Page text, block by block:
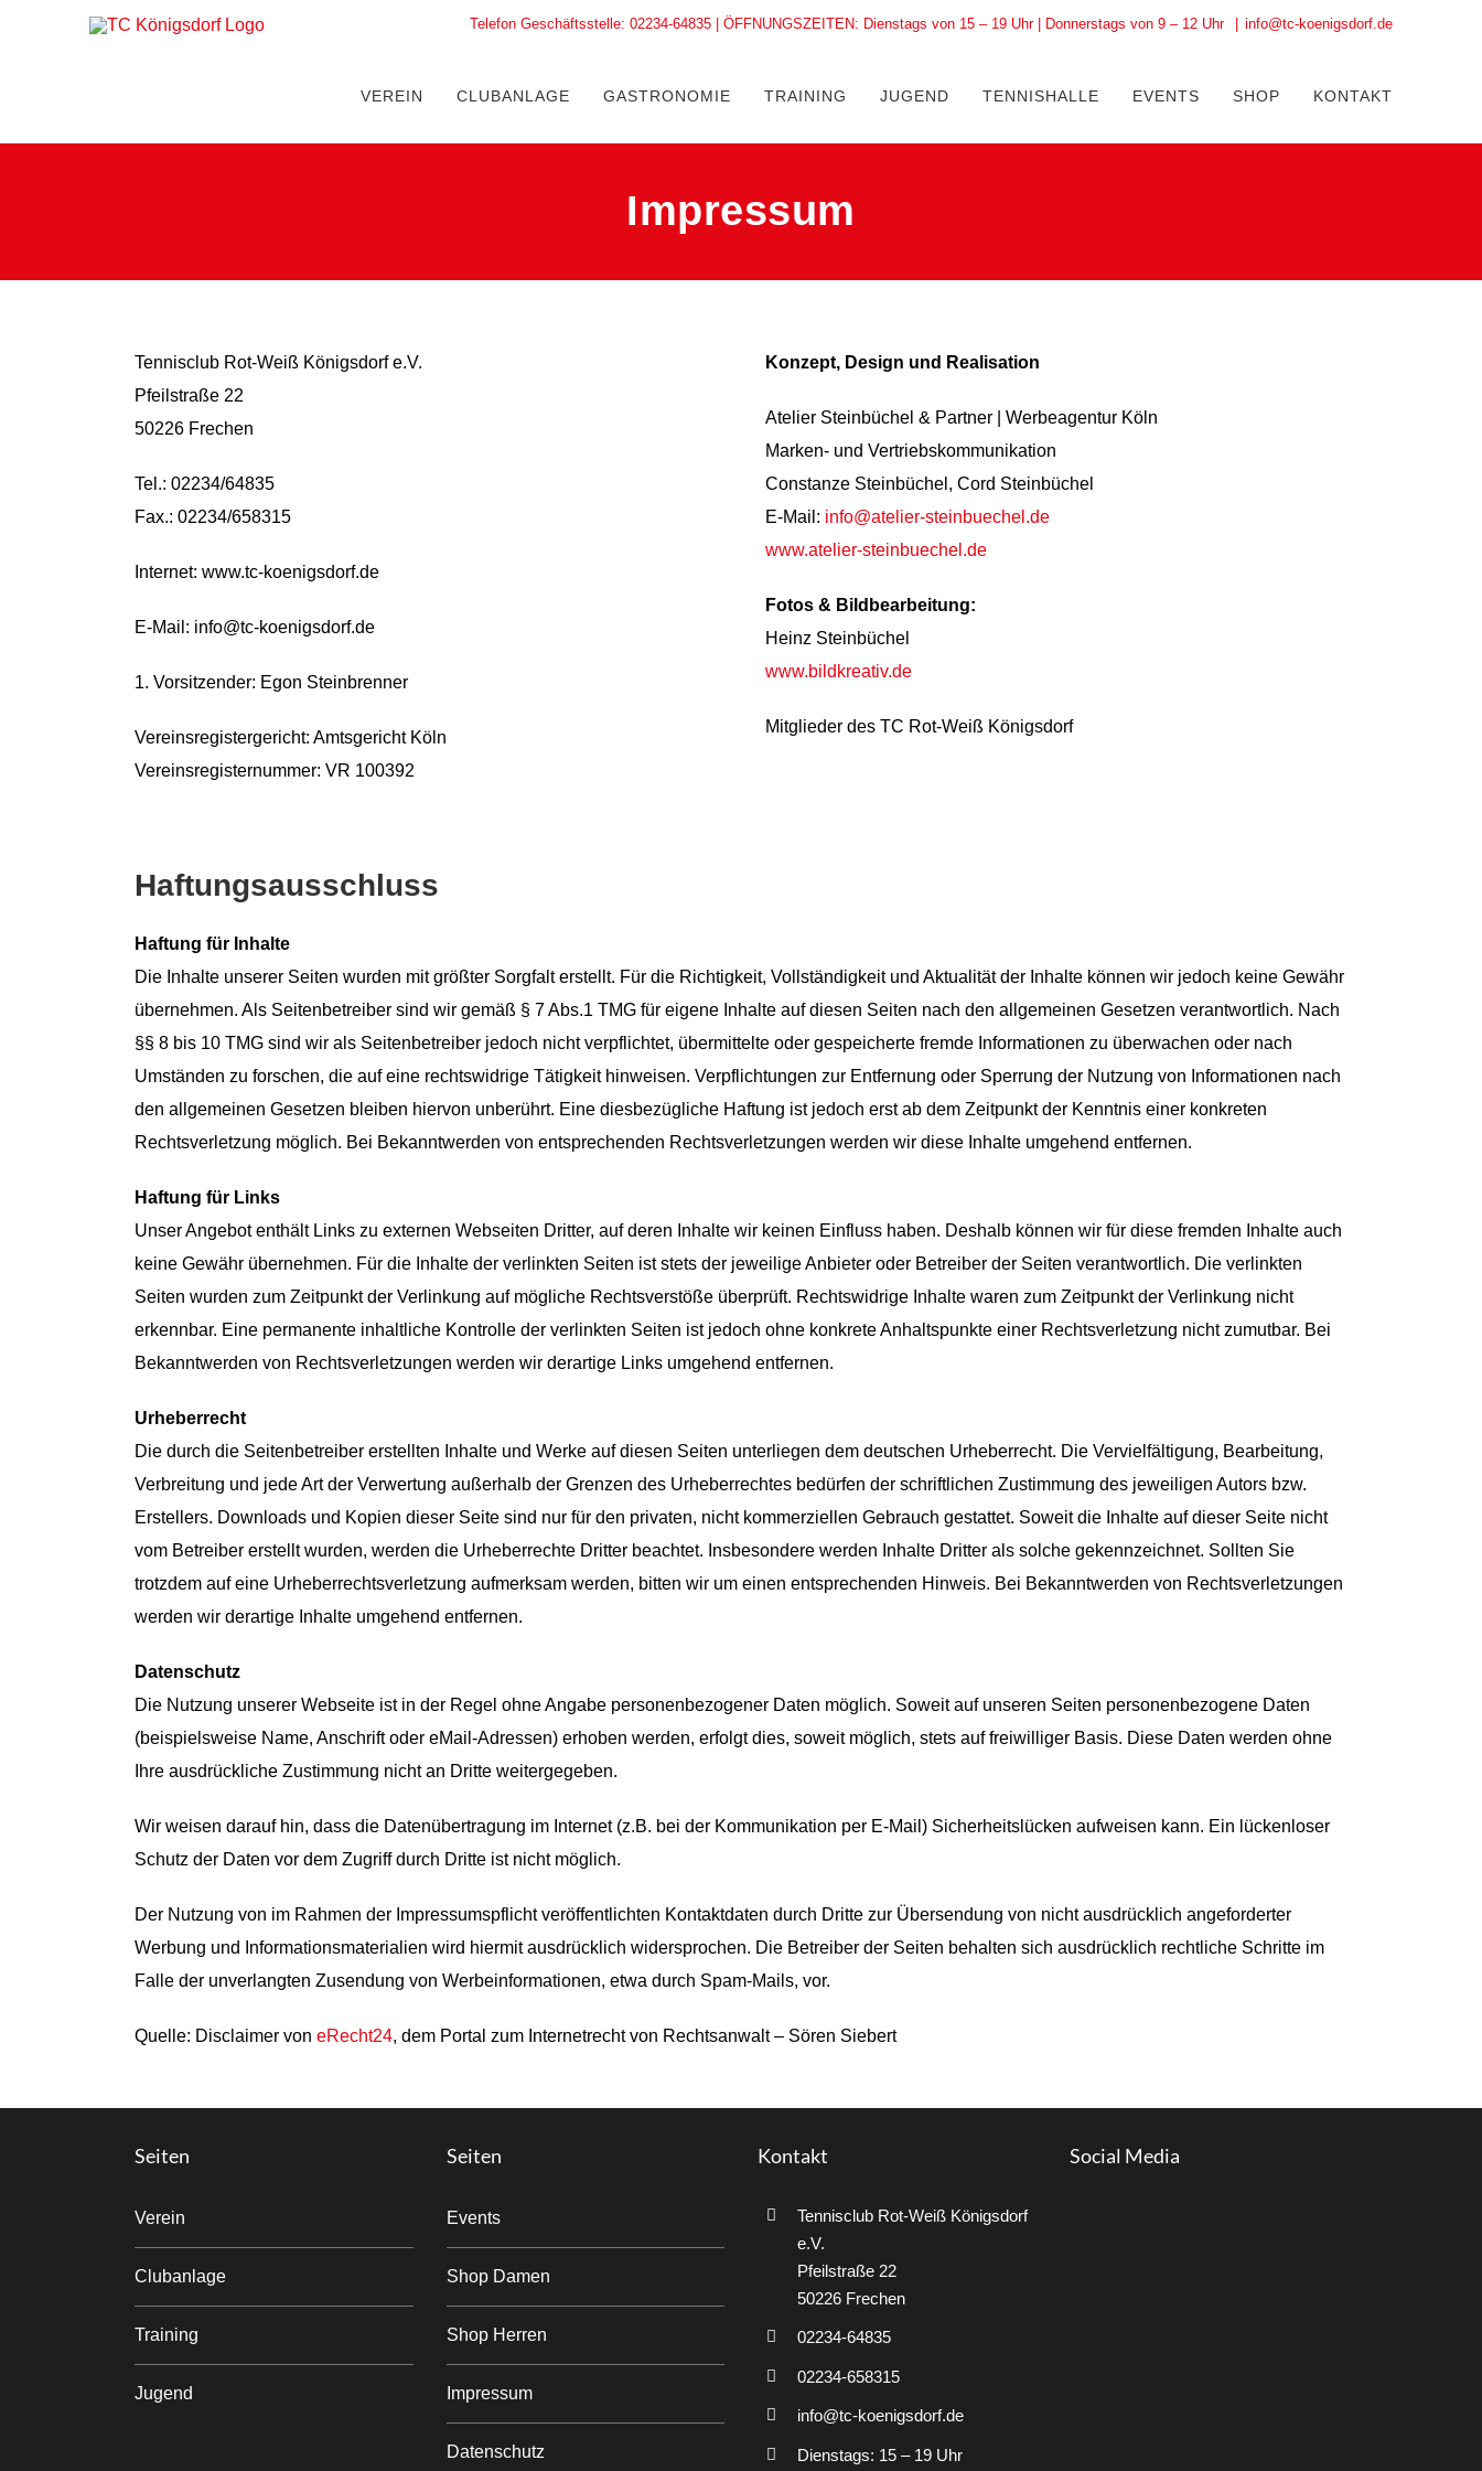
Telefon Geschäftsstelle: 02234-64835 | ÖFFNUNGSZEITEN: Dienstags von 15 – 19 Uhr | Donnerstags von 9 – 12 Uhr info@tc-koenigsdorf.de
VEREIN CLUBANLAGE GASTRONOMIE TRAINING JUGEND TENNISHALLE EVENTS SHOP KONTAKT
Impressum
Tennisclub Rot-Weiß Königsdorf e.V.
Pfeilstraße 22
50226 Frechen
Tel.: 02234/64835
Fax.: 02234/658315
Internet: www.tc-koenigsdorf.de
E-Mail: info@tc-koenigsdorf.de
1. Vorsitzender: Egon Steinbrenner
Vereinsregistergericht: Amtsgericht Köln
Vereinsregisternummer: VR 100392
Konzept, Design und Realisation
Atelier Steinbüchel & Partner | Werbeagentur Köln
Marken- und Vertriebskommunikation
Constanze Steinbüchel, Cord Steinbüchel
E-Mail: info@atelier-steinbuechel.de
www.atelier-steinbuechel.de
Fotos & Bildbearbeitung:
Heinz Steinbüchel
www.bildkreativ.de
Mitglieder des TC Rot-Weiß Königsdorf
Haftungsausschluss
Haftung für Inhalte
Die Inhalte unserer Seiten wurden mit größter Sorgfalt erstellt. Für die Richtigkeit, Vollständigkeit und Aktualität der Inhalte können wir jedoch keine Gewähr
übernehmen. Als Seitenbetreiber sind wir gemäß § 7 Abs.1 TMG für eigene Inhalte auf diesen Seiten nach den allgemeinen Gesetzen verantwortlich. Nach
§§ 8 bis 10 TMG sind wir als Seitenbetreiber jedoch nicht verpflichtet, übermittelte oder gespeicherte fremde Informationen zu überwachen oder nach
Umständen zu forschen, die auf eine rechtswidrige Tätigkeit hinweisen. Verpflichtungen zur Entfernung oder Sperrung der Nutzung von Informationen nach
den allgemeinen Gesetzen bleiben hiervon unberührt. Eine diesbezügliche Haftung ist jedoch erst ab dem Zeitpunkt der Kenntnis einer konkreten
Rechtsverletzung möglich. Bei Bekanntwerden von entsprechenden Rechtsverletzungen werden wir diese Inhalte umgehend entfernen.
Haftung für Links
Unser Angebot enthält Links zu externen Webseiten Dritter, auf deren Inhalte wir keinen Einfluss haben. Deshalb können wir für diese fremden Inhalte auch
keine Gewähr übernehmen. Für die Inhalte der verlinkten Seiten ist stets der jeweilige Anbieter oder Betreiber der Seiten verantwortlich. Die verlinkten
Seiten wurden zum Zeitpunkt der Verlinkung auf mögliche Rechtsverstöße überprüft. Rechtswidrige Inhalte waren zum Zeitpunkt der Verlinkung nicht
erkennbar. Eine permanente inhaltliche Kontrolle der verlinkten Seiten ist jedoch ohne konkrete Anhaltspunkte einer Rechtsverletzung nicht zumutbar. Bei
Bekanntwerden von Rechtsverletzungen werden wir derartige Links umgehend entfernen.
Urheberrecht
Die durch die Seitenbetreiber erstellten Inhalte und Werke auf diesen Seiten unterliegen dem deutschen Urheberrecht. Die Vervielfältigung, Bearbeitung,
Verbreitung und jede Art der Verwertung außerhalb der Grenzen des Urheberrechtes bedürfen der schriftlichen Zustimmung des jeweiligen Autors bzw.
Erstellers. Downloads und Kopien dieser Seite sind nur für den privaten, nicht kommerziellen Gebrauch gestattet. Soweit die Inhalte auf dieser Seite nicht
vom Betreiber erstellt wurden, werden die Urheberrechte Dritter beachtet. Insbesondere werden Inhalte Dritter als solche gekennzeichnet. Sollten Sie
trotzdem auf eine Urheberrechtsverletzung aufmerksam werden, bitten wir um einen entsprechenden Hinweis. Bei Bekanntwerden von Rechtsverletzungen
werden wir derartige Inhalte umgehend entfernen.
Datenschutz
Die Nutzung unserer Webseite ist in der Regel ohne Angabe personenbezogener Daten möglich. Soweit auf unseren Seiten personenbezogene Daten
(beispielsweise Name, Anschrift oder eMail-Adressen) erhoben werden, erfolgt dies, soweit möglich, stets auf freiwilliger Basis. Diese Daten werden ohne
Ihre ausdrückliche Zustimmung nicht an Dritte weitergegeben.
Wir weisen darauf hin, dass die Datenübertragung im Internet (z.B. bei der Kommunikation per E-Mail) Sicherheitslücken aufweisen kann. Ein lückenloser
Schutz der Daten vor dem Zugriff durch Dritte ist nicht möglich.
Der Nutzung von im Rahmen der Impressumspflicht veröffentlichten Kontaktdaten durch Dritte zur Übersendung von nicht ausdrücklich angeforderter
Werbung und Informationsmaterialien wird hiermit ausdrücklich widersprochen. Die Betreiber der Seiten behalten sich ausdrücklich rechtliche Schritte im
Falle der unverlangten Zusendung von Werbeinformationen, etwa durch Spam-Mails, vor.
Quelle: Disclaimer von eRecht24, dem Portal zum Internetrecht von Rechtsanwalt – Sören Siebert
Seiten
Verein
Clubanlage
Training
Jugend
Seiten
Events
Shop Damen
Shop Herren
Impressum
Datenschutz
Kontakt
Tennisclub Rot-Weiß Königsdorf
e.V.
Pfeilstraße 22
50226 Frechen
02234-64835
02234-658315
info@tc-koenigsdorf.de
Dienstags: 15 – 19 Uhr
Social Media